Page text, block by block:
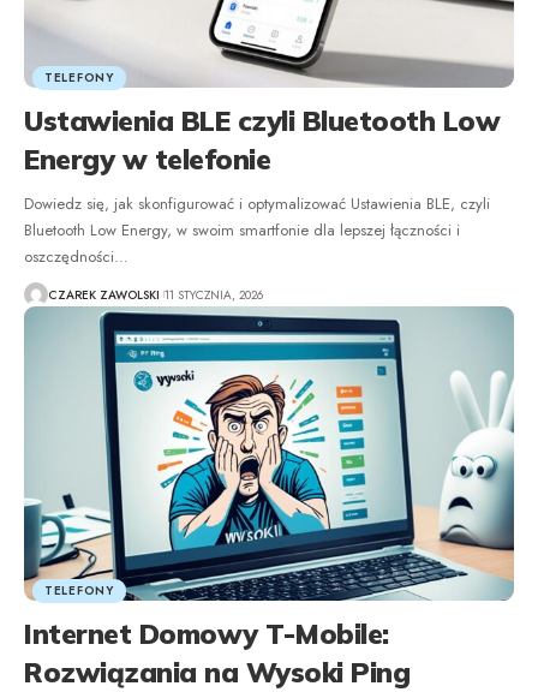
TELEFONY
Ustawienia BLE czyli Bluetooth Low
Energy w telefonie
Dowiedz się, jak skonfigurować i optymalizować Ustawienia BLE, czyli
Bluetooth Low Energy, w swoim smartfonie dla lepszej łączności i
oszczędności…
CZAREK ZAWOLSKI 11 STYCZNIA, 2026
TELEFONY
Internet Domowy T-Mobile:
Rozwiązania na Wysoki Ping